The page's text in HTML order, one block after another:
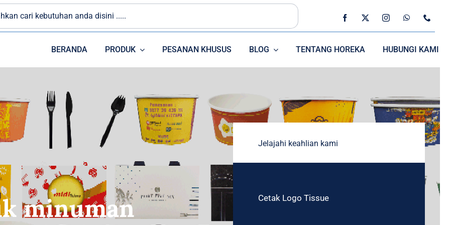
BERANDA PRODUK
PLASTIK CUTLERRY
PESANAN KHUSUS BLOG TENTANG HOREKA HUBUNGI KAMI
minuman
Jelajahi keahlian kami
Cetak Logo Tissue